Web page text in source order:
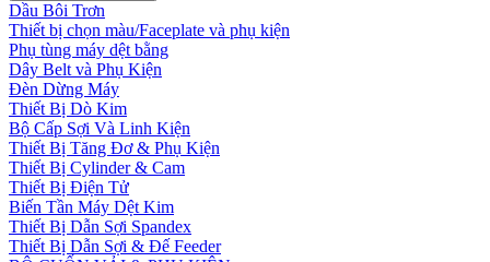
Dầu Bôi Trơn
Thiết bị chọn màu/Faceplate và phụ kiện
Phụ tùng máy dệt bằng
Dây Belt và Phụ Kiện
Đèn Dừng Máy
Thiết Bị Dò Kim
Bộ Cấp Sợi Và Linh Kiện
Thiết Bị Tăng Đơ & Phụ Kiện
Thiết Bị Cylinder & Cam
Thiết Bị Điện Tử
Biến Tần Máy Dệt Kim
Thiết Bị Dẫn Sợi Spandex
Thiết Bị Dẫn Sợi & Đế Feeder